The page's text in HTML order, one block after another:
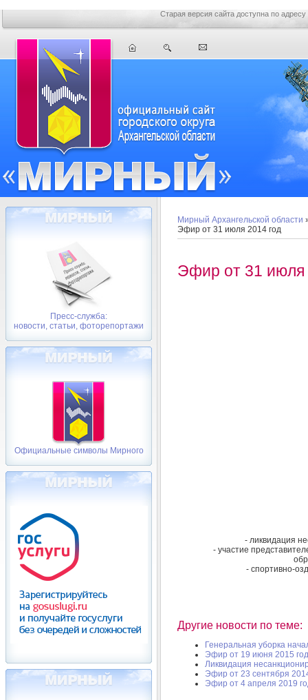
Старая версия сайта доступна по адресу
Пресс-служба:
новости, статьи, фоторепортажи
Официальные символы Мирного
Мирный Архангельской области
Эфир от 31 июля 2014 год
Эфир от 31 июля
- ликвидация
- участие
- спортивно-
Другие новости по теме:
Генеральная уборка
Эфир от 19 июня 2015
Ликвидация
Эфир от 23 сентября
Эфир от 4 апреля 2019